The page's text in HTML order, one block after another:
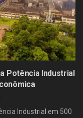
Potência Industrial
Industrial em 500